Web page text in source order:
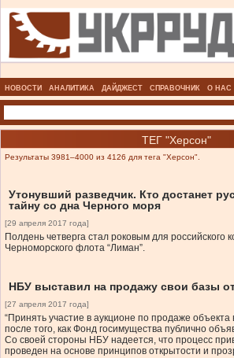
НОВОСТИ АНАЛИТИКА ДАЙДЖЕСТ СПРАВОЧНИК О НАС
ТЕГ "Херсон"
Результаты 3981–4000 из 4126 для тега "Херсон".
Утонувший разведчик. Кто достанет
тайну со дна Черного моря
[29 апреля 2017 года]
Полдень четверга стал роковым для российского
Черноморского флота “Лиман”.
НБУ выставил на продажу свои базы
[27 апреля 2017 года]
“Принять участие в аукционе по продаже
после того, как Фонд госимущества публично
Со своей стороны НБУ надеется, что процесс
проведен на основе принципов открытости и